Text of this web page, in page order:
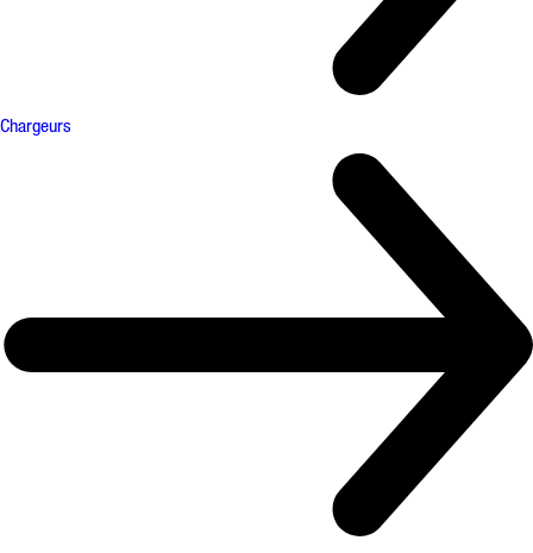
Chargeurs